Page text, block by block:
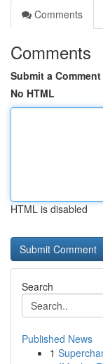
Comments
Comments
Submit a Comment
No HTML
HTML is disabled
Search
Published News
1